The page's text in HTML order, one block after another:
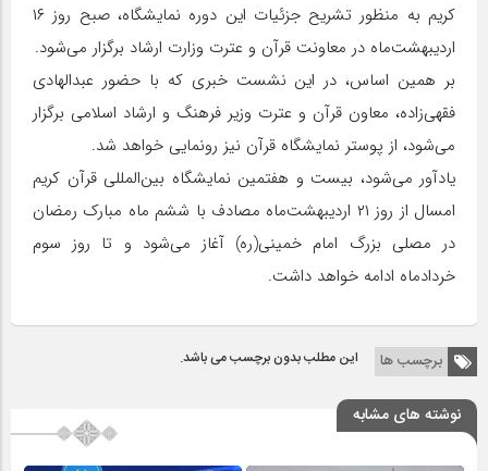
کریم به منظور تشریح جزئیات این دوره نمایشگاه، صبح روز ۱۶
اردیبهشت‌ماه در معاونت قرآن و عترت وزارت ارشاد برگزار می‌شود.
بر همین اساس، در این نشست خبری که با حضور عبدالهادی
فقهی‌زاده، معاون قرآن و عترت وزیر فرهنگ و ارشاد اسلامی برگزار
می‌شود، از پوستر نمایشگاه قرآن نیز رونمایی خواهد شد.
یادآور می‌شود، بیست و هفتمین نمایشگاه بین‌المللی قرآن کریم
امسال از روز ۲۱ اردیبهشت‌ماه مصادف با ششم ماه مبارک رمضان
در مصلی بزرگ امام خمینی(ره) آغاز می‌شود و تا روز سوم
خردادماه ادامه خواهد داشت.
برچسب ها این مطلب بدون برچسب می باشد.
نوشته های مشابه